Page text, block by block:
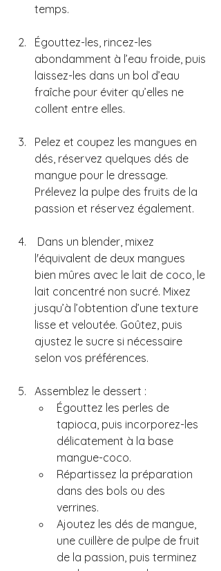
temps.
Égouttez-les, rincez-les
abondamment à l’eau froide, puis
laissez-les dans un bol d’eau
fraîche pour éviter qu’elles ne
collent entre elles.
Pelez et coupez les mangues en
dés, réservez quelques dés de
mangue pour le dressage.
Prélevez la pulpe des fruits de la
passion et réservez également.
Dans un blender, mixez
l'équivalent de deux mangues
bien mûres avec le lait de coco, le
lait concentré non sucré. Mixez
jusqu’à l’obtention d’une texture
lisse et veloutée. Goûtez, puis
ajustez le sucre si nécessaire
selon vos préférences.
Assemblez le dessert :
Égouttez les perles de
tapioca, puis incorporez-les
délicatement à la base
mangue-coco.
Répartissez la préparation
dans des bols ou des
verrines.
Ajoutez les dés de mangue,
une cuillère de pulpe de fruit
de la passion, puis terminez